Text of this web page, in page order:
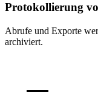
Protokollierung
Abrufe und Exporte
archiviert.